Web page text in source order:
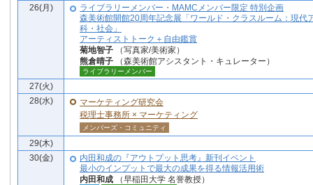
26(月)
ライブラリーメンバー・MAMCメンバー限定 特別企画
森美術館開館20周年記念展「ワールド・クラスルーム：現代
科・社会」
アーティストトーク＋自由鑑賞
菊地智子 （写真家/美術家）
熊倉晴子 （森美術館アシスタント・キュレーター）
ライブラリーメンバー
27(火)
28(水)
マーケティング研究会
税理士事務所 × マーケティング
メンバーズ・コミュニティ
29(木)
30(金)
内田和成の『アウトプット思考』新刊イベント
最小のインプットで最大の成果を得る情報活用術
内田和成 （早稲田大学 名誉教授）